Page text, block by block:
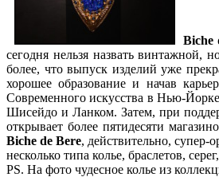
Biche
сегодня нельзя назвать
более, что выпуск изделий уже
хорошее образование и начав
Современного искусства в Нью-
Шисейдо и Ланком. Затем, при
открывает более пятидесяти
Biche de Bere, действительно,
несколько типа колье, браслетов,
PS. На фото чудесное колье из